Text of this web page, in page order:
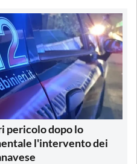
pericolo dopo lo
l'intervento dei